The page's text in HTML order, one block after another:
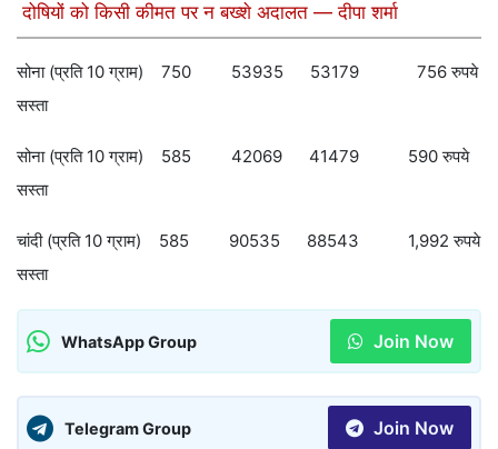
दोषियों को किसी कीमत पर न बख्शे अदालत — दीपा शर्मा
सोना (प्रति 10 ग्राम) 750 53935 53179 756 रुपये
सस्ता
सोना (प्रति 10 ग्राम) 585 42069 41479 590 रुपये
सस्ता
चांदी (प्रति 10 ग्राम) 585 90535 88543 1,992 रुपये
सस्ता
WhatsApp Group Join Now
Telegram Group Join Now